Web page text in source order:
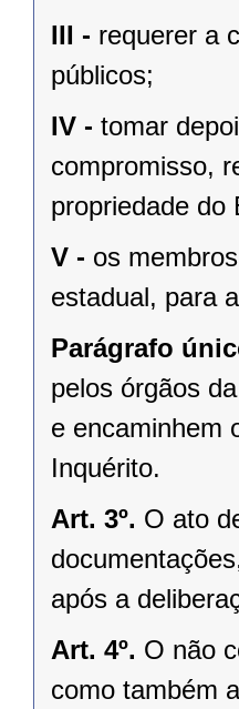
III - requerer a
públicos;
IV - tomar
compromisso,
propriedade do
V - os
estadual, para
Parágrafo
pelos órgãos
e encaminhem
Inquérito.
Art. 3º. O ato
após a
Art. 4º. O não
como também